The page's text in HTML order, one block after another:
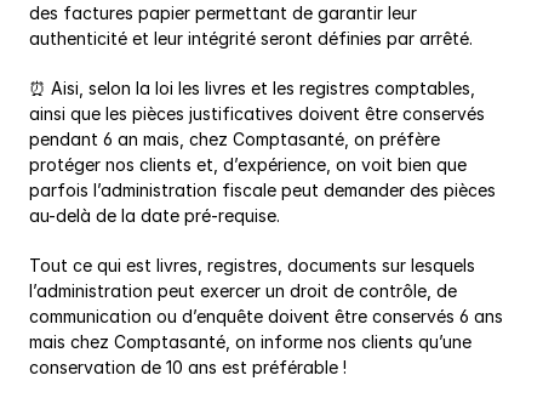
des factures papier permettant de garantir leur
authenticité et leur intégrité seront définies par arrêté.
⏰ Aisi, selon la loi les livres et les registres comptables,
ainsi que les pièces justificatives doivent être conservés
pendant 6 an mais, chez Comptasanté, on préfère
protéger nos clients et, d’expérience, on voit bien que
parfois l’administration fiscale peut demander des pièces
au-delà de la date pré-requise.
Tout ce qui est livres, registres, documents sur lesquels
l’administration peut exercer un droit de contrôle, de
communication ou d’enquête doivent être conservés 6 ans
mais chez Comptasanté, on informe nos clients qu’une
conservation de 10 ans est préférable !